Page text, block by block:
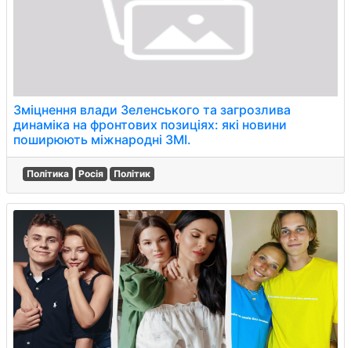
Зміцнення влади Зеленського та загрозлива
динаміка на фронтових позиціях: які новини
поширюють міжнародні ЗМІ.
Політика Росія Політик